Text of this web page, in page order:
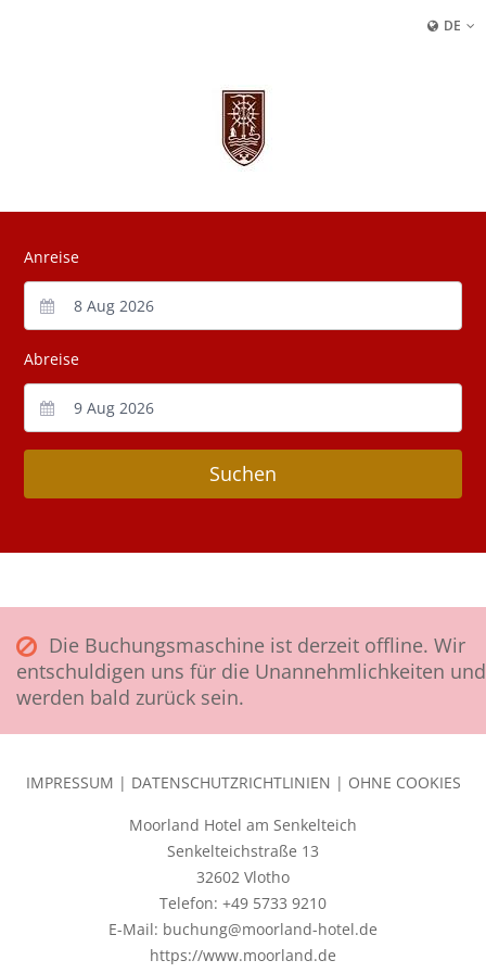
DE
Anreise
Abreise
Die Buchungsmaschine ist derzeit offline. Wir
entschuldigen uns für die Unannehmlichkeiten und
werden bald zurück sein.
IMPRESSUM | DATENSCHUTZRICHTLINIEN | OHNE COOKIES
Moorland Hotel am Senkelteich
Senkelteichstraße 13
32602 Vlotho
Telefon: +49 5733 9210
E-Mail: buchung@moorland-hotel.de
https://www.moorland.de